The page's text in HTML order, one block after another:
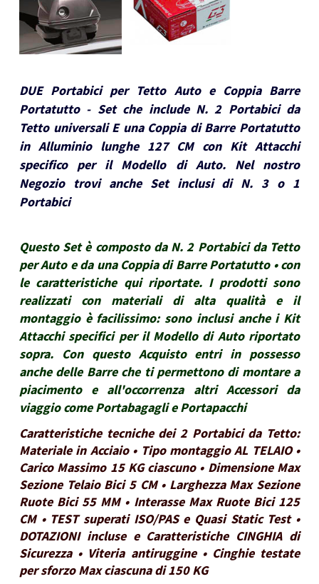
DUE Portabici per Tetto Auto e Coppia Barre
Portatutto - Set che include N. 2 Portabici da
Tetto universali E una Coppia di Barre Portatutto
in Alluminio lunghe 127 CM con Kit Attacchi
specifico per il Modello di Auto. Nel nostro
Negozio trovi anche Set inclusi di N. 3 o 1
Portabici
Questo Set è composto da N. 2 Portabici da Tetto
per Auto e da una Coppia di Barre Portatutto • con
le caratteristiche qui riportate. I prodotti sono
realizzati con materiali di alta qualità e il
montaggio è facilissimo: sono inclusi anche i Kit
Attacchi specifici per il Modello di Auto riportato
sopra. Con questo Acquisto entri in possesso
anche delle Barre che ti permettono di montare a
piacimento e all'occorrenza altri Accessori da
viaggio come Portabagagli e Portapacchi
Caratteristiche tecniche dei 2 Portabici da Tetto:
Materiale in Acciaio • Tipo montaggio AL TELAIO •
Carico Massimo 15 KG ciascuno • Dimensione Max
Sezione Telaio Bici 5 CM • Larghezza Max Sezione
Ruote Bici 55 MM • Interasse Max Ruote Bici 125
CM • TEST superati ISO/PAS e Quasi Static Test •
DOTAZIONI incluse e Caratteristiche CINGHIA di
Sicurezza • Viteria antiruggine • Cinghie testate
per sforzo Max ciascuna di 150 KG